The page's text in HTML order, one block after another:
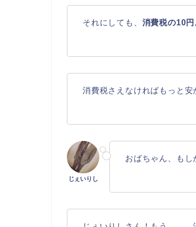
それにしても、 消費税の10円
消費税さえなければもっと安
おばちゃん、もし